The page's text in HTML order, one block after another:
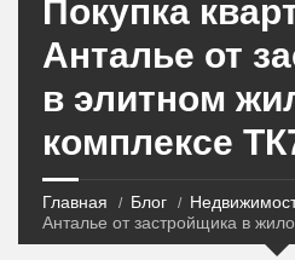
Покупка
Анталье от
в элитном
комплексе
Главная Блог
Анталье от застройщика в